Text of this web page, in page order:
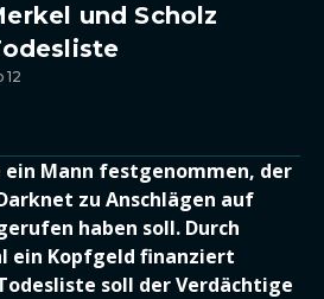
und Scholz
12
Mann festgenommen, der
zu Anschlägen auf
haben soll. Durch
ein Kopfgeld finanziert
soll der Verdächtige